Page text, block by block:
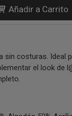
Añadir a Carrito
sin costuras. Ideal
el look de